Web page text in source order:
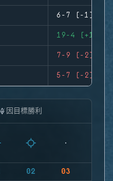
6-7 (-1)
19-4 (+15)
7-9 (-2)
5-7 (-2)
因目標勝利
02 03